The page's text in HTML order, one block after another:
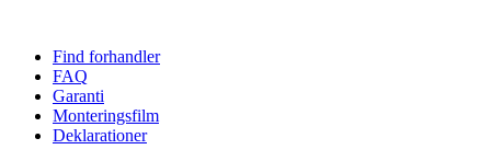
Find forhandler
FAQ
Garanti
Monteringsfilm
Deklarationer